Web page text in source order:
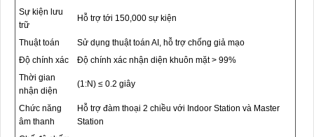
Sự kiện lưu
trữ
Hỗ trợ tới 150,000 sự kiện
Thuật toán
Sử dụng thuật toán AI, hỗ trợ chống giả mạo
Độ chính xác
Độ chính xác nhận diện khuôn mặt > 99%
Thời gian
nhận diện
(1:N) ≤ 0.2 giây
Chức năng
âm thanh
Hỗ trợ đàm thoại 2 chiều với Indoor Station và Master
Station